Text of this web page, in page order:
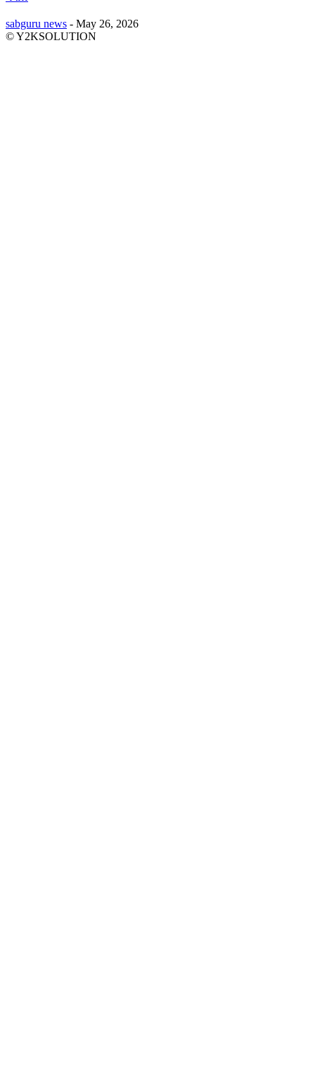
sabguru news - May 26, 2026
© Y2KSOLUTION